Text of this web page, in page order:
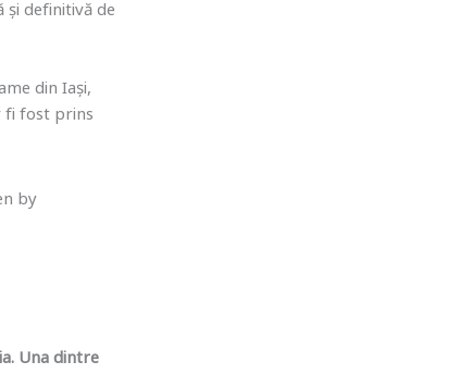
definitivă de
din Iași,
fi fost prins
by
Una dintre